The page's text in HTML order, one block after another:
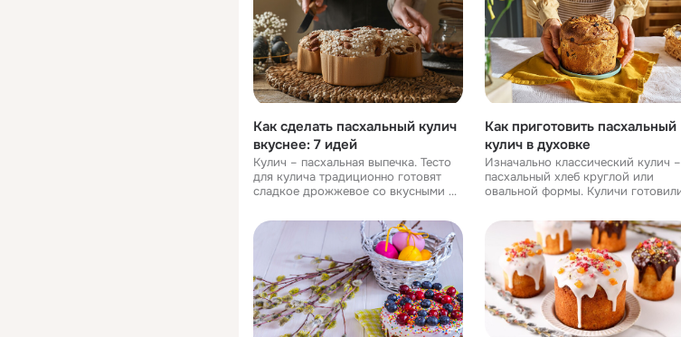
Как сделать пасхальный кулич
вкуснее: 7 идей
Кулич – пасхальная выпечка. Тесто
для кулича традиционно готовят
сладкое дрожжевое со вкусными и
некоторых регионах выпечку
называют «паска» (не путать с
пасхой, десертом из с
Как приготовить пасхальный
кулич в духовке
Изначально классический кулич –
пасхальный хлеб круглой или
овальной формы. Куличи готовили
добавлением изюма, сахара и
цукатов и выпекали в печи в
специальных круглых формах. Р